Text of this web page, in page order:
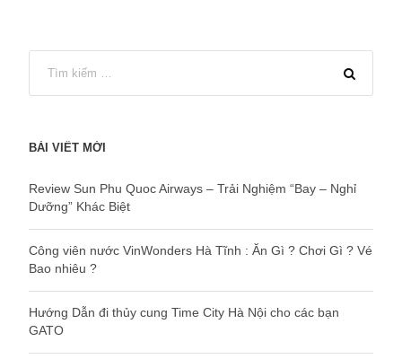
BÀI VIẾT MỚI
Review Sun Phu Quoc Airways – Trải Nghiệm “Bay – Nghỉ
Dưỡng” Khác Biệt
Công viên nước VinWonders Hà Tĩnh : Ăn Gì ? Chơi Gì ? Vé
Bao nhiêu ?
Hướng Dẫn đi thủy cung Time City Hà Nội cho các bạn
GATO